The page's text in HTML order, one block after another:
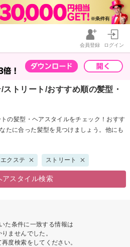
会員登録 ログイン
トリート/おすすめ順の髪型・
の髪型・ヘアスタイルをチェック！おすす
たに合った髪型を見つけましょう。他にも
エクステ ストリート
アスタイル検索
た条件に一致する情報は
りませんでした。
度検索をしてください。